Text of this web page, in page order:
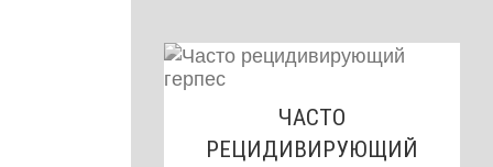
ЧАСТО
РЕЦИДИВИРУЮЩИЙ